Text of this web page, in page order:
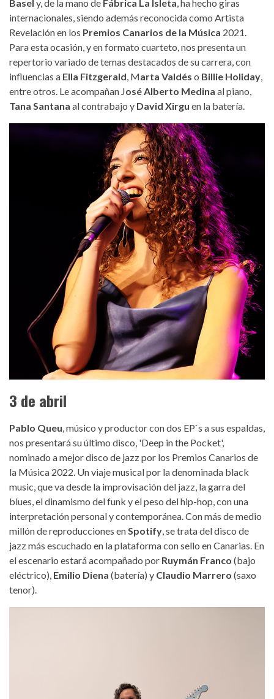
Basel y, de la mano de Fábrica La Isleta, ha hecho giras
internacionales, siendo además reconocida como Artista
Revelación en los Premios Canarios de la Música 2021.
Para esta ocasión, y en formato cuarteto, nos presenta un
repertorio variado de temas destacados de su carrera, con
influencias a Ella Fitzgerald, Marta Valdés o Billie Holiday,
entre otros. Le acompañan José Alberto Medina al piano,
Tana Santana al contrabajo y David Xirgu en la batería.
gabriela-suarez.jpg
3 de abril
Pablo Queu, músico y productor con dos EP`s a sus espaldas,
nos presentará su último disco, 'Deep in the Pocket',
nominado a mejor disco de jazz por los Premios Canarios de
la Música 2022. Un viaje musical por la denominada black
music, que va desde la improvisación del jazz, la garra del
blues, el dinamismo del funk y el peso del hip-hop, con una
interpretación personal y contemporánea. Con más de medio
millón de reproducciones enSpotify, se trata del disco de
jazz más escuchado en la plataforma con sello en Canarias. En
el escenario estará acompañado por Ruymán Franco (bajo
eléctrico), Emilio Diena (batería) y Claudio Marrero (saxo
tenor).